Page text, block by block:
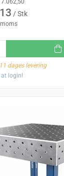
/ Stk
moms
dages levering
at login!